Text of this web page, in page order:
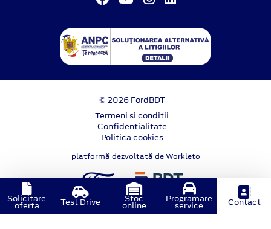
© 2026 FordBDT
Termeni si conditii
Confidentialitate
Politica cookies
platformă dezvoltată de Workleto
Solicitare
oferta Test Drive Stoc
online
Programare
service Contact